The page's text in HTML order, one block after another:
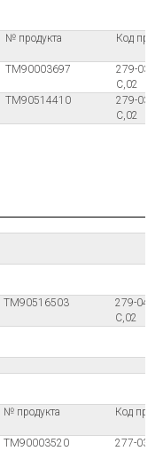
№ продукта Код
ТМ90003697
279-
C,02
ТМ90514410
279-
C,02
ТМ90516503
279-
C,02
№ продукта Код
ТМ90003520
277-